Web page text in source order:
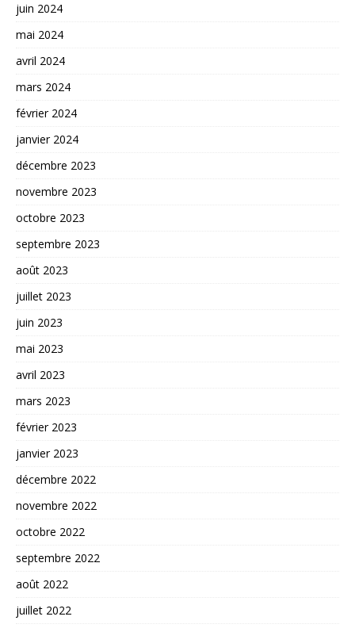
juin 2024
mai 2024
avril 2024
mars 2024
février 2024
janvier 2024
décembre 2023
novembre 2023
octobre 2023
septembre 2023
août 2023
juillet 2023
juin 2023
mai 2023
avril 2023
mars 2023
février 2023
janvier 2023
décembre 2022
novembre 2022
octobre 2022
septembre 2022
août 2022
juillet 2022